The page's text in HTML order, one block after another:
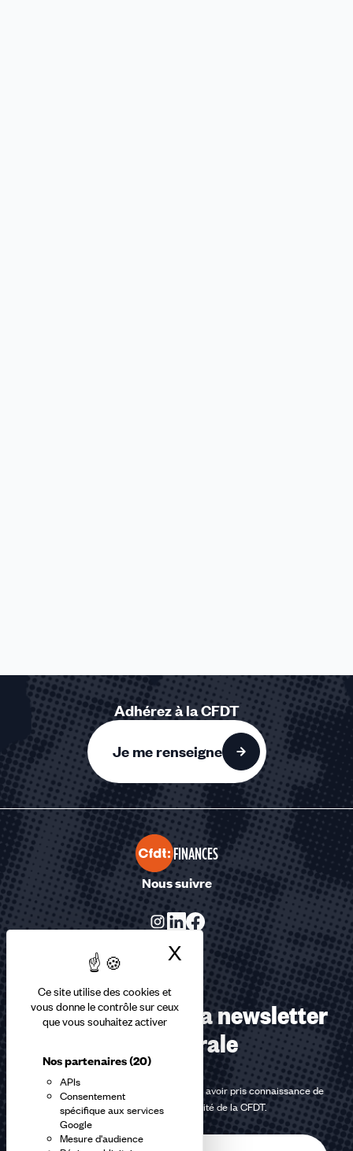
Ce site utilise des cookies et
vous donne le contrôle sur ceux
que vous souhaitez activer
Nos partenaires(20)
APIs
Consentement
spécifique aux services
Google
Mesure d'audience
X Masquer le
Adhérez à la CFDT
Je me renseigne
FINANCES
Nous suivre
Abonnez-vous à la newsletter
confédérale
En m'inscrivant à la newsletter, j'affirme avoir pris connaissance de
lapolitique de confidentialité de la CFDT.